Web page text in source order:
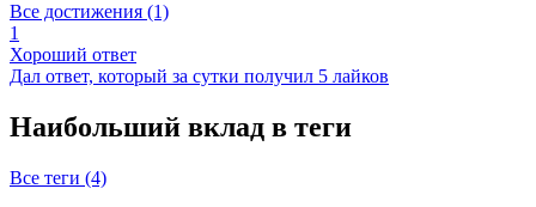
Все достижения (1)
1
Хороший ответ
Дал ответ, который за сутки получил 5 лайков
Наибольший вклад в теги
Все теги (4)